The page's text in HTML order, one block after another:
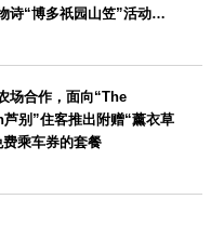
诗“博多祇园山笠”活动期
场合作，面向“The
别”住客推出附赠“薰衣草
费乘车券的套餐